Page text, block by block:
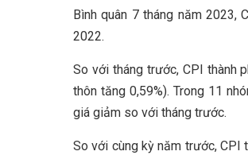
Bình quân 7 tháng năm 2023,
2022.
So với tháng trước, CPI thành
thôn tăng 0,59%). Trong 11
giá giảm so với tháng trước.
So với cùng kỳ năm trước, CPI